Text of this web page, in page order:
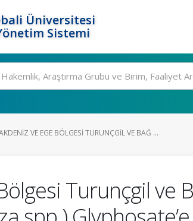
Üniversitesi
Sistemi
VE EGE BÖLGESI TURUNÇGIL VE BAĞ ...
Turunçgil ve